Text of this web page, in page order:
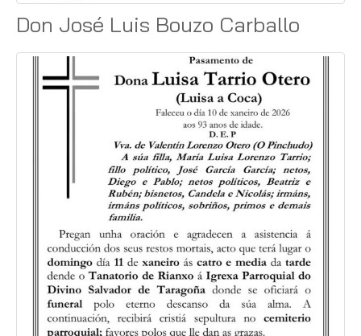
Don José Luis Bouzo Carballo